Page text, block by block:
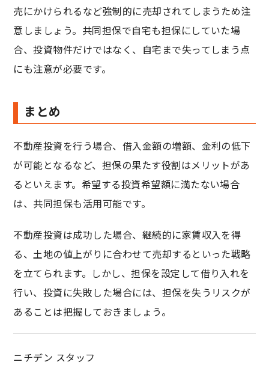
売にかけられるなど強制的に売却されてしまうため注
意しましょう。共同担保で自宅も担保にしていた場
合、投資物件だけではなく、自宅まで失ってしまう点
にも注意が必要です。
まとめ
不動産投資を行う場合、借入金額の増額、金利の低下
が可能となるなど、担保の果たす役割はメリットがあ
るといえます。希望する投資希望額に満たない場合
は、共同担保も活用可能です。
不動産投資は成功した場合、継続的に家賃収入を得
る、土地の値上がりに合わせて売却するといった戦略
を立てられます。しかし、担保を設定して借り入れを
行い、投資に失敗した場合には、担保を失うリスクが
あることは把握しておきましょう。
ニチデン スタッフ